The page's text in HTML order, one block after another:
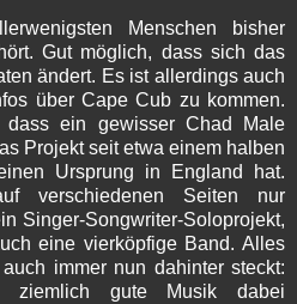
Menschen bisher
Gut möglich, dass sich das
ändert. Es ist allerdings auch
über Cape Cub zu kommen.
dass ein gewisser Chad Male
Projekt seit etwa einem halben
Ursprung in England hat.
verschiedenen Seiten nur
Singer-Songwriter-Soloprojekt,
eine vierköpfige Band. Alles
immer nun dahinter steckt:
gute Musik dabei